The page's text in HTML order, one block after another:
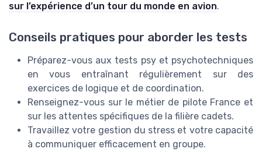
sur l’expérience d’un tour du monde en avion.
Conseils pratiques pour aborder les tests
Préparez-vous aux tests psy et psychotechniques
en vous entraînant régulièrement sur des
exercices de logique et de coordination.
Renseignez-vous sur le métier de pilote France et
sur les attentes spécifiques de la filière cadets.
Travaillez votre gestion du stress et votre capacité
à communiquer efficacement en groupe.